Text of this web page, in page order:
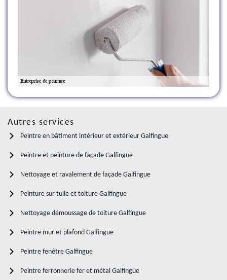
Autres services
Peintre en bâtiment intérieur et extérieur Galfingue
Peintre et peinture de façade Galfingue
Nettoyage et ravalement de façade Galfingue
Peinture sur tuile et toiture Galfingue
Nettoyage démoussage de toiture Galfingue
Peintre mur et plafond Galfingue
Peintre fenêtre Galfingue
Peintre ferronnerie fer et métal Galfingue